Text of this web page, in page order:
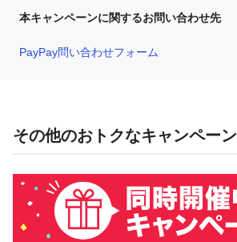
本キャンペーンに関するお問い合わせ先
PayPay問い合わせフォーム
その他のおトクなキャンペーン